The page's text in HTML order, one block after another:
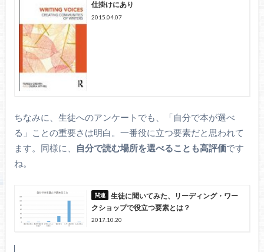
仕掛けにあり
2015.04.07
ちなみに、生徒へのアンケートでも、「自分で本が選べ
る」ことの重要さは明白。一番役に立つ要素だと思われて
ます。同様に、
自分で読む場所を選べることも高評価です
ね。
生徒に聞いてみた、リーディング・ワー
クショップで役立つ要素とは？
2017.10.20